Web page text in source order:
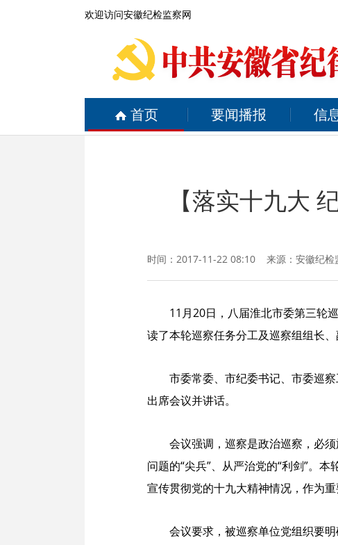
欢迎访问安徽纪检监察网
首页 要闻播报 信
【落实十九大
时间：2017-11-22 08:10 来源： 安徽纪检
11月20日，八届淮北市委第三轮
读了本轮巡察任务分工及巡察组组长
市委常委、市纪委书记、市委巡
出席会议并讲话。
会议强调，巡察是政治巡察，必
问题的“尖兵”、从严治党的“利剑”。
宣传贯彻党的十九大精神情况，作为
会议要求，被巡察单位党组织要